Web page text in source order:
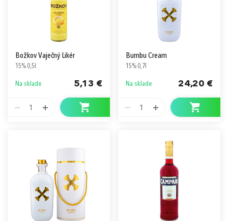
Božkov Vaječný Likér
15% 0,5l
Na sklade 5,13 €
1
Bumbu Cream
15% 0,7l
Na sklade 24,20 €
1